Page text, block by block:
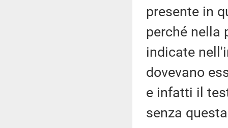
presente in
perché nella
indicate
dovevano
e infatti il
senza